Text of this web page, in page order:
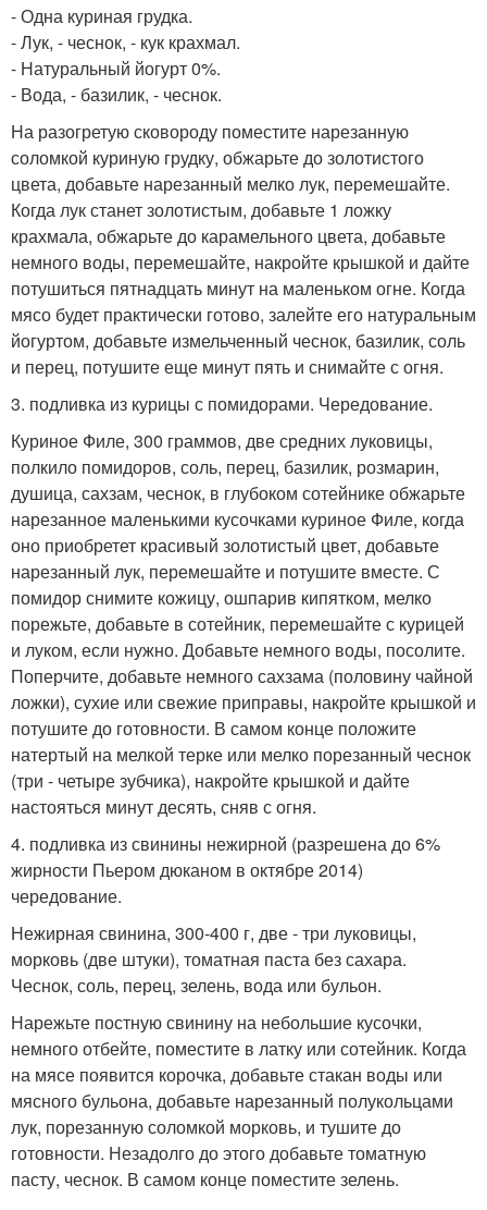
- Одна куриная грудка.
- Лук, - чеснок, - кук крахмал.
- Натуральный йогурт 0%.
- Вода, - базилик, - чеснок.
На разогретую сковороду поместите нарезанную
соломкой куриную грудку, обжарьте до золотистого
цвета, добавьте нарезанный мелко лук, перемешайте.
Когда лук станет золотистым, добавьте 1 ложку
крахмала, обжарьте до карамельного цвета, добавьте
немного воды, перемешайте, накройте крышкой и дайте
потушиться пятнадцать минут на маленьком огне. Когда
мясо будет практически готово, залейте его натуральным
йогуртом, добавьте измельченный чеснок, базилик, соль
и перец, потушите еще минут пять и снимайте с огня.
3. подливка из курицы с помидорами. Чередование.
Куриное Филе, 300 граммов, две средних луковицы,
полкило помидоров, соль, перец, базилик, розмарин,
душица, сахзам, чеснок, в глубоком сотейнике обжарьте
нарезанное маленькими кусочками куриное Филе, когда
оно приобретет красивый золотистый цвет, добавьте
нарезанный лук, перемешайте и потушите вместе. С
помидор снимите кожицу, ошпарив кипятком, мелко
порежьте, добавьте в сотейник, перемешайте с курицей
и луком, если нужно. Добавьте немного воды, посолите.
Поперчите, добавьте немного сахзама (половину чайной
ложки), сухие или свежие приправы, накройте крышкой и
потушите до готовности. В самом конце положите
натертый на мелкой терке или мелко порезанный чеснок
(три - четыре зубчика), накройте крышкой и дайте
настояться минут десять, сняв с огня.
4. подливка из свинины нежирной (разрешена до 6%
жирности Пьером дюканом в октябре 2014)
чередование.
Нежирная свинина, 300-400 г, две - три луковицы,
морковь (две штуки), томатная паста без сахара.
Чеснок, соль, перец, зелень, вода или бульон.
Нарежьте постную свинину на небольшие кусочки,
немного отбейте, поместите в латку или сотейник. Когда
на мясе появится корочка, добавьте стакан воды или
мясного бульона, добавьте нарезанный полукольцами
лук, порезанную соломкой морковь, и тушите до
готовности. Незадолго до этого добавьте томатную
пасту, чеснок. В самом конце поместите зелень.